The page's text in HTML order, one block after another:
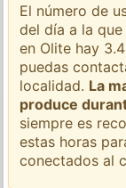
El número de
del día a la
en Olite hay
puedas
localidad. La
produce
siempre es
estas horas
conectados al